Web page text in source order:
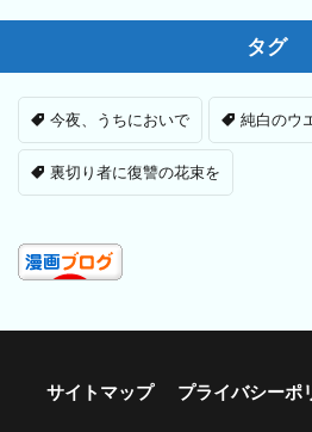
タグ
今夜、うちにおいで 純白のウ
裏切り者に復讐の花束を
サイトマップ プライバシーポ